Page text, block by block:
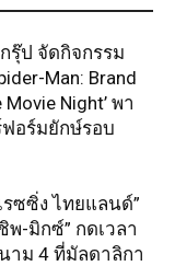
รุ๊ป จัดกิจกรรม
Man: Brand
Night’ พา
อร์มยักษ์รอบ
ซซิ่ง ไทยแลนด์”
พ-มิกซ์” กดเวลา
าม 4 ที่มัลดาลิกา